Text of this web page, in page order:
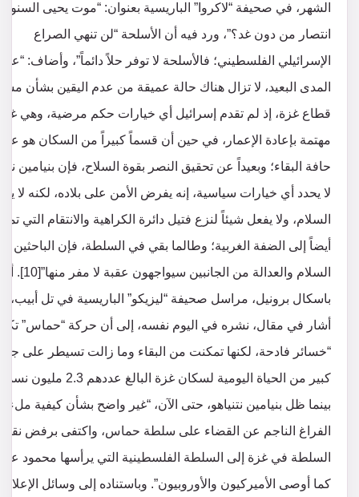
الشهر، في صحيفة “لاكروا” الباريسية بعنوان: “موت يحيى
انتصار من دون غد؟”، ورد فيه أن الأسلحة “لن تنهي الصراع
الإسرائيلي الفلسطيني؛ فالأسلحة لا توفر حلاً دائماً”، وأضاف:
المدى البعيد، لا تزال هناك حالة عميقة من عدم اليقين بشأن
قطاع غزة، إذ لم تقدم إسرائيل أي خيارات حكم مرضية، وهي غير
مهتمة بإعادة الإعمار، في حين أن قسماً كبيراً من السكان هو
حافة البقاء؛ وبعيداً عن تحقيق النصر بقوة السلاح، فإن بنيامين
لا يحدد أي خيارات سياسية، إنه يفرض الأمن على بلاده، لكنه لا
السلام، ولا يفعل شيئاً لنزع فتيل دائرة الكراهية والانتقام التي
أيضاً إلى الضفة الغربية؛ وطالما بقي في السلطة، فإن الباحثين
السلام والعدالة من الجانبين سيواجهون عقبة لا مفر منها”[10]. أما
باسكال برونيل، مراسل صحيفة “ليزيكو” الباريسية في تل أبيب،
أشار في مقال، نشره في اليوم نفسه، إلى أن حركة “حماس”
“خسائر فادحة، لكنها تمكنت من البقاء وما زالت تسيطر على
كبير من الحياة اليومية لسكان غزة البالغ عددهم 2.3
بينما ظل بنيامين نتنياهو، حتى الآن، “غير واضح بشأن كيفية ملء
الفراغ الناجم عن القضاء على سلطة حماس، واكتفى برفض نقل
السلطة في غزة إلى السلطة الفلسطينية التي يرأسها محمود
كما أوصى الأميركيون والأوروبيون”. وباستناده إلى وسائل الإعلام